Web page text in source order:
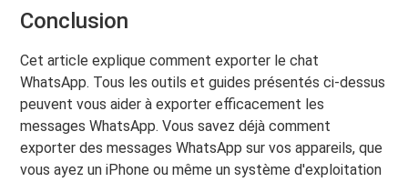
Conclusion
Cet article explique comment exporter le chat
WhatsApp. Tous les outils et guides présentés ci-dessus
peuvent vous aider à exporter efficacement les
messages WhatsApp. Vous savez déjà comment
exporter des messages WhatsApp sur vos appareils, que
vous ayez un iPhone ou même un système d'exploitation